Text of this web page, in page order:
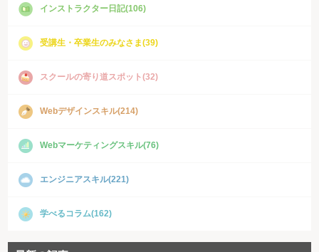
インストラクター日記(106)
受講生・卒業生のみなさま(39)
スクールの寄り道スポット(32)
Webデザインスキル(214)
Webマーケティングスキル(76)
エンジニアスキル(221)
学べるコラム(162)